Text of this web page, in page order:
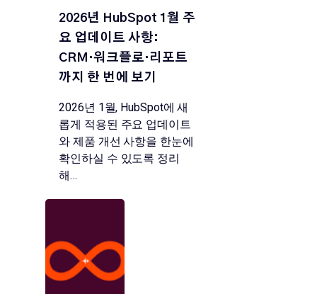
2026년 HubSpot 1월 주
요 업데이트 사항:
CRM·워크플로·리포트
까지 한 번에 보기
2026년 1월, HubSpot에 새
롭게 적용된 주요 업데이트
와 제품 개선 사항을 한눈에
확인하실 수 있도록 정리
해…